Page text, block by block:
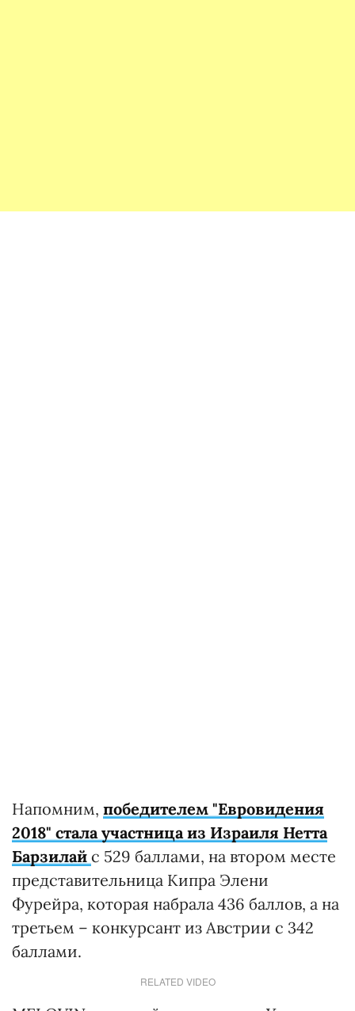
Напомним, победителем "Евровидения
2018" стала участница из Израиля Нетта
Барзилай с 529 баллами, на втором месте
представительница Кипра Элени
Фурейра, которая набрала 436 баллов, а на
третьем – конкурсант из Австрии с 342
баллами.
RELATED VIDEO